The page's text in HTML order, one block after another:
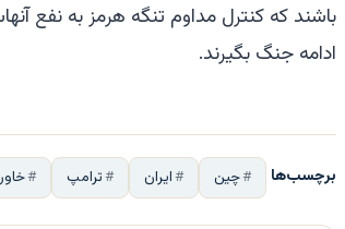
باشند که کنترل مداوم تنگه هرمز به نفع
ادامه جنگ بگیرند.
برچسب‌ها چین ایران ترامپ